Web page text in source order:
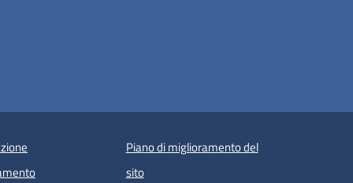
Piano di miglioramento del
sito